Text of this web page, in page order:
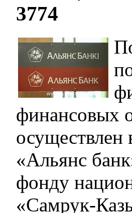
3774
финансовых
«Альянс
фонду
«Самрук-